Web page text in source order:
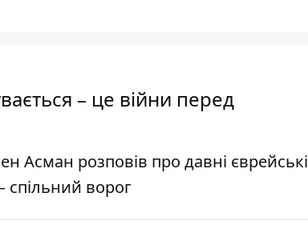
– це війни перед
розповів про давні єврейські
спільний ворог